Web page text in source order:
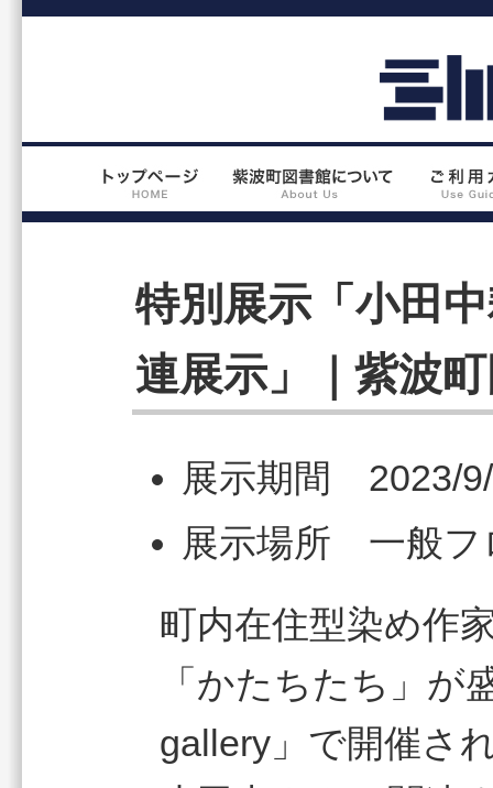
特別展示「小田
連展示」｜紫波
展示期間
展示場所 一般フ
町内在住型染め作
「かたちたち」が
gallery」で開催さ